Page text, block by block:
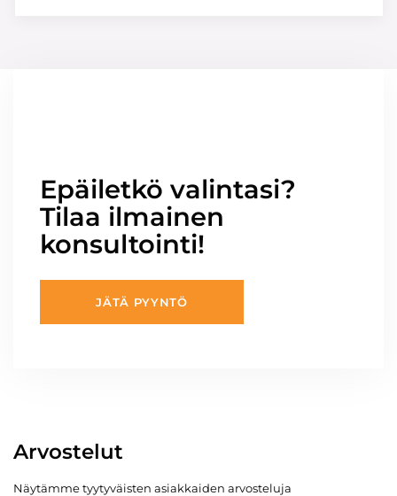
Epäiletkö valintasi?
Tilaa ilmainen
konsultointi!
JÄTÄ PYYNTÖ
Arvostelut
Näytämme tyytyväisten asiakkaiden arvosteluja